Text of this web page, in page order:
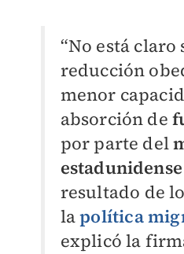
“No está claro
reducción
menor
absorción de
por parte del
estadunidense
resultado de
lapolítica
explicó la